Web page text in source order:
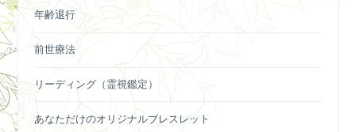
年齢退行
前世療法
リーディング（霊視鑑定）
あなただけのオリジナルブレスレット